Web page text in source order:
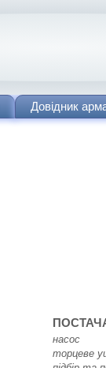
Довідник
насос
торцеве